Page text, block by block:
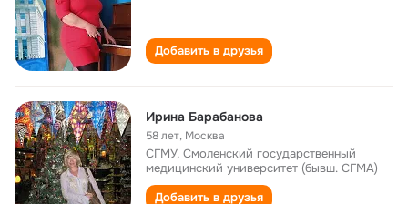
Добавить в друзья
Ирина Барабанова
58 лет, Москва
СГМУ, Смоленский государственный
медицинский университет (бывш. СГМА)
Добавить в друзья